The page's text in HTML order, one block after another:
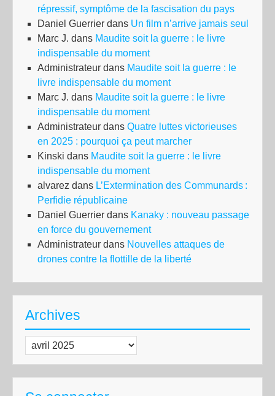
répressif, symptôme de la fascisation du pays
Daniel Guerrier dans Un film n’arrive jamais seul
Marc J. dans Maudite soit la guerre : le livre
indispensable du moment
Administrateur dans Maudite soit la guerre : le
livre indispensable du moment
Marc J. dans Maudite soit la guerre : le livre
indispensable du moment
Administrateur dans Quatre luttes victorieuses
en 2025 : pourquoi ça peut marcher
Kinski dans Maudite soit la guerre : le livre
indispensable du moment
alvarez dans L’Extermination des Communards :
Perfidie républicaine
Daniel Guerrier dans Kanaky : nouveau passage
en force du gouvernement
Administrateur dans Nouvelles attaques de
drones contre la flottille de la liberté
Archives
Archives